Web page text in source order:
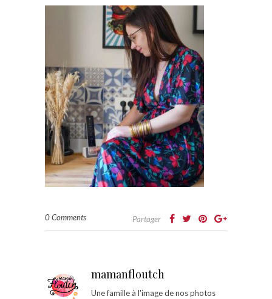
0 Comments Partager
mamanfloutch
Une famille à l'image de nos photos